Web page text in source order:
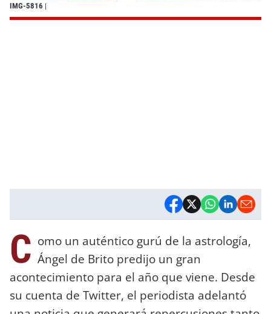
IMG-5816 |
C omo un auténtico gurú de la astrología,
Ángel de Brito predijo un gran
acontecimiento para el año que viene. Desde
su cuenta de Twitter, el periodista adelantó